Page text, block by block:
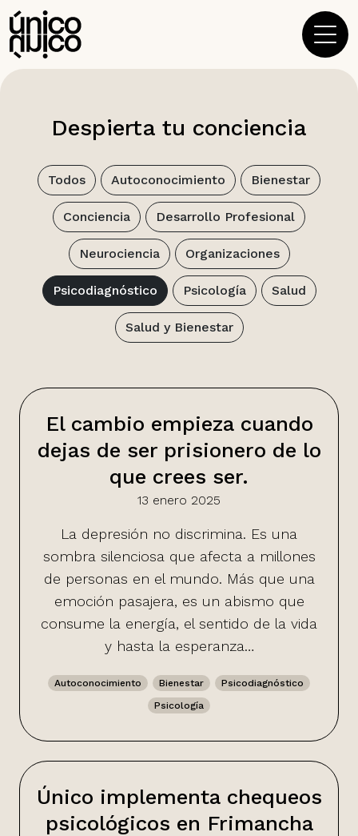
Main Navigation
Despierta tu conciencia
Todos Autoconocimiento Bienestar
Conciencia Desarrollo Profesional
Neurociencia Organizaciones
Psicodiagnóstico Psicología Salud
Salud y Bienestar
El cambio empieza cuando
dejas de ser prisionero de lo
que crees ser.
13 enero 2025
La depresión no discrimina. Es una
sombra silenciosa que afecta a millones
de personas en el mundo. Más que una
emoción pasajera, es un abismo que
consume la energía, el sentido de la vida
y hasta la esperanza…
Autoconocimiento Bienestar
Psicodiagnóstico
Psicología
Único implementa chequeos
psicológicos en Frimancha